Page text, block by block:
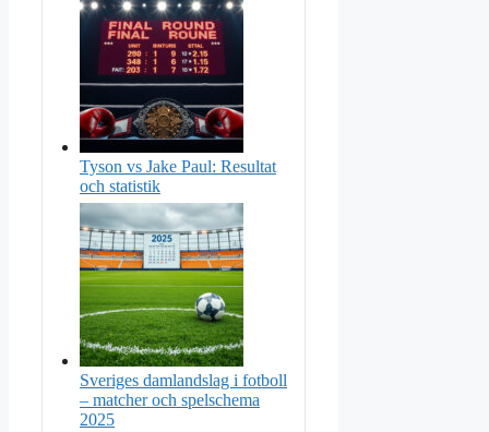
Tyson vs Jake Paul: Resultat
och statistik
Sveriges damlandslag i fotboll
– matcher och spelschema
2025